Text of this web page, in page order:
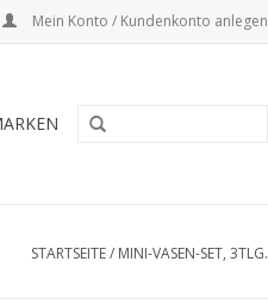
Mein Konto / Kundenkonto anlegen
STARTSEITE/ MINI-VASEN-SET, 3TLG.